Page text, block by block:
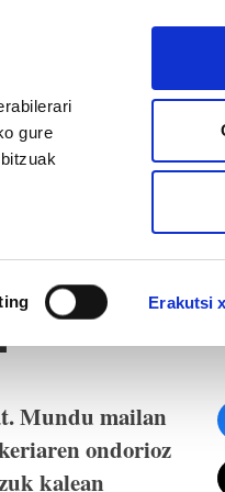
gure
Erakutsi
Mundu mailan
ondorioz
kalean